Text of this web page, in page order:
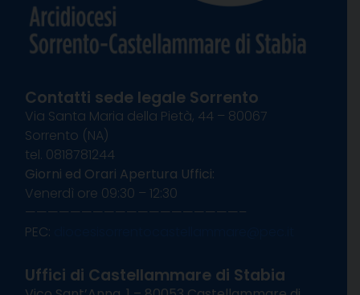
Contatti sede legale Sorrento
Via Santa Maria della Pietà, 44 – 80067
Sorrento (NA)
tel. 0818781244
Giorni ed Orari Apertura Uffici:
Venerdì ore 09:30 – 12:30
———————————————————–
PEC:
Uffici di Castellammare di Stabia